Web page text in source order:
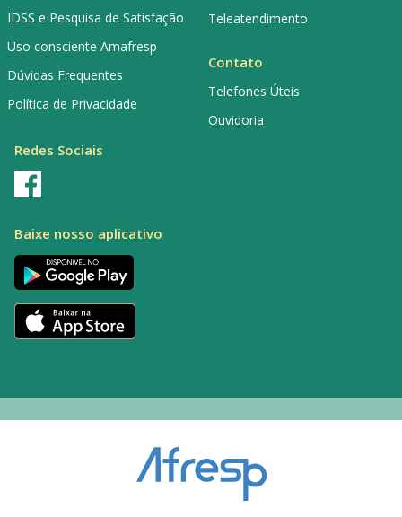
IDSS e Pesquisa de Satisfação
Uso consciente Amafresp
Dúvidas Frequentes
Política de Privacidade
Teleatendimento
Contato
Telefones Úteis
Ouvidoria
Redes Sociais
Baixe nosso aplicativo